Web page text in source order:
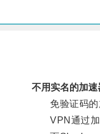
不用实名的加速
免验证码的
VPN通过加